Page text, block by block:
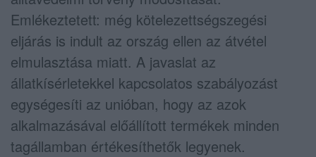
Emlékeztetett: még kötelezettségszegési
eljárás is indult az ország ellen az átvétel
elmulasztása miatt. A javaslat az
állatkísérletekkel kapcsolatos szabályozást
egységesíti az unióban, hogy az azok
alkalmazásával előállított termékek minden
tagállamban értékesíthetők legyenek.